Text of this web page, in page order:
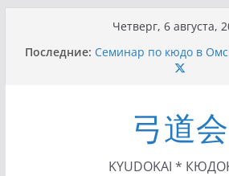
содержимому
Четверг, 6 августа,
Последние: Семинар по кюдо в
Чемпионат Росcии,
II Кубок Посла Японии
Орёл (25.07.2021)
I этап Кубка
Сейдокан II (27.06.2021)
弓道会
KYUDOKAI *